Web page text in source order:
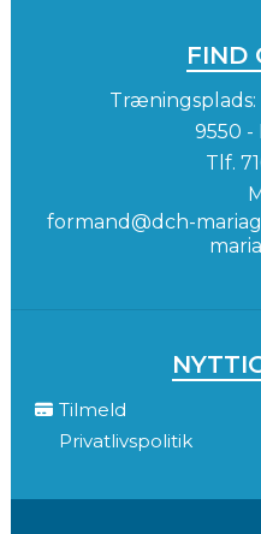
FIND
Træningsplads:
9550 -
Tlf.
formand@dch-
Tilmeld
Privatlivspolitik